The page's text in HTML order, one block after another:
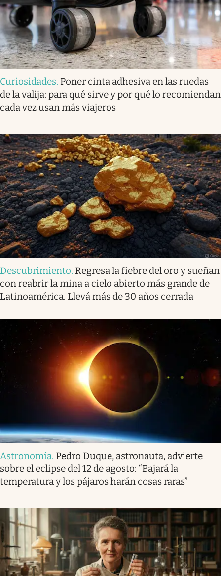
Curiosidades. Poner cinta adhesiva en las ruedas
de la valija: para qué sirve y por qué lo recomiendan
cada vez usan más viajeros
Descubrimiento. Regresa la fiebre del oro y sueñan
con reabrir la mina a cielo abierto más grande de
Latinoamérica. Llevá más de 30 años cerrada
Astronomía. Pedro Duque, astronauta, advierte
sobre el eclipse del 12 de agosto: “Bajará la
temperatura y los pájaros harán cosas raras”